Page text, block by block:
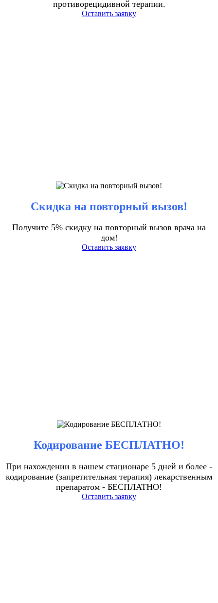
противорецидивной терапии.
Оставить заявку
Скидка на повторный вызов!
Получите 5% скидку на повторный вызов врача на
дом!
Оставить заявку
Кодирование БЕСПЛАТНО!
При нахождении в нашем стационаре 5 дней и более -
кодирование (запретительная терапия) лекарственным
препаратом - БЕСПЛАТНО!
Оставить заявку